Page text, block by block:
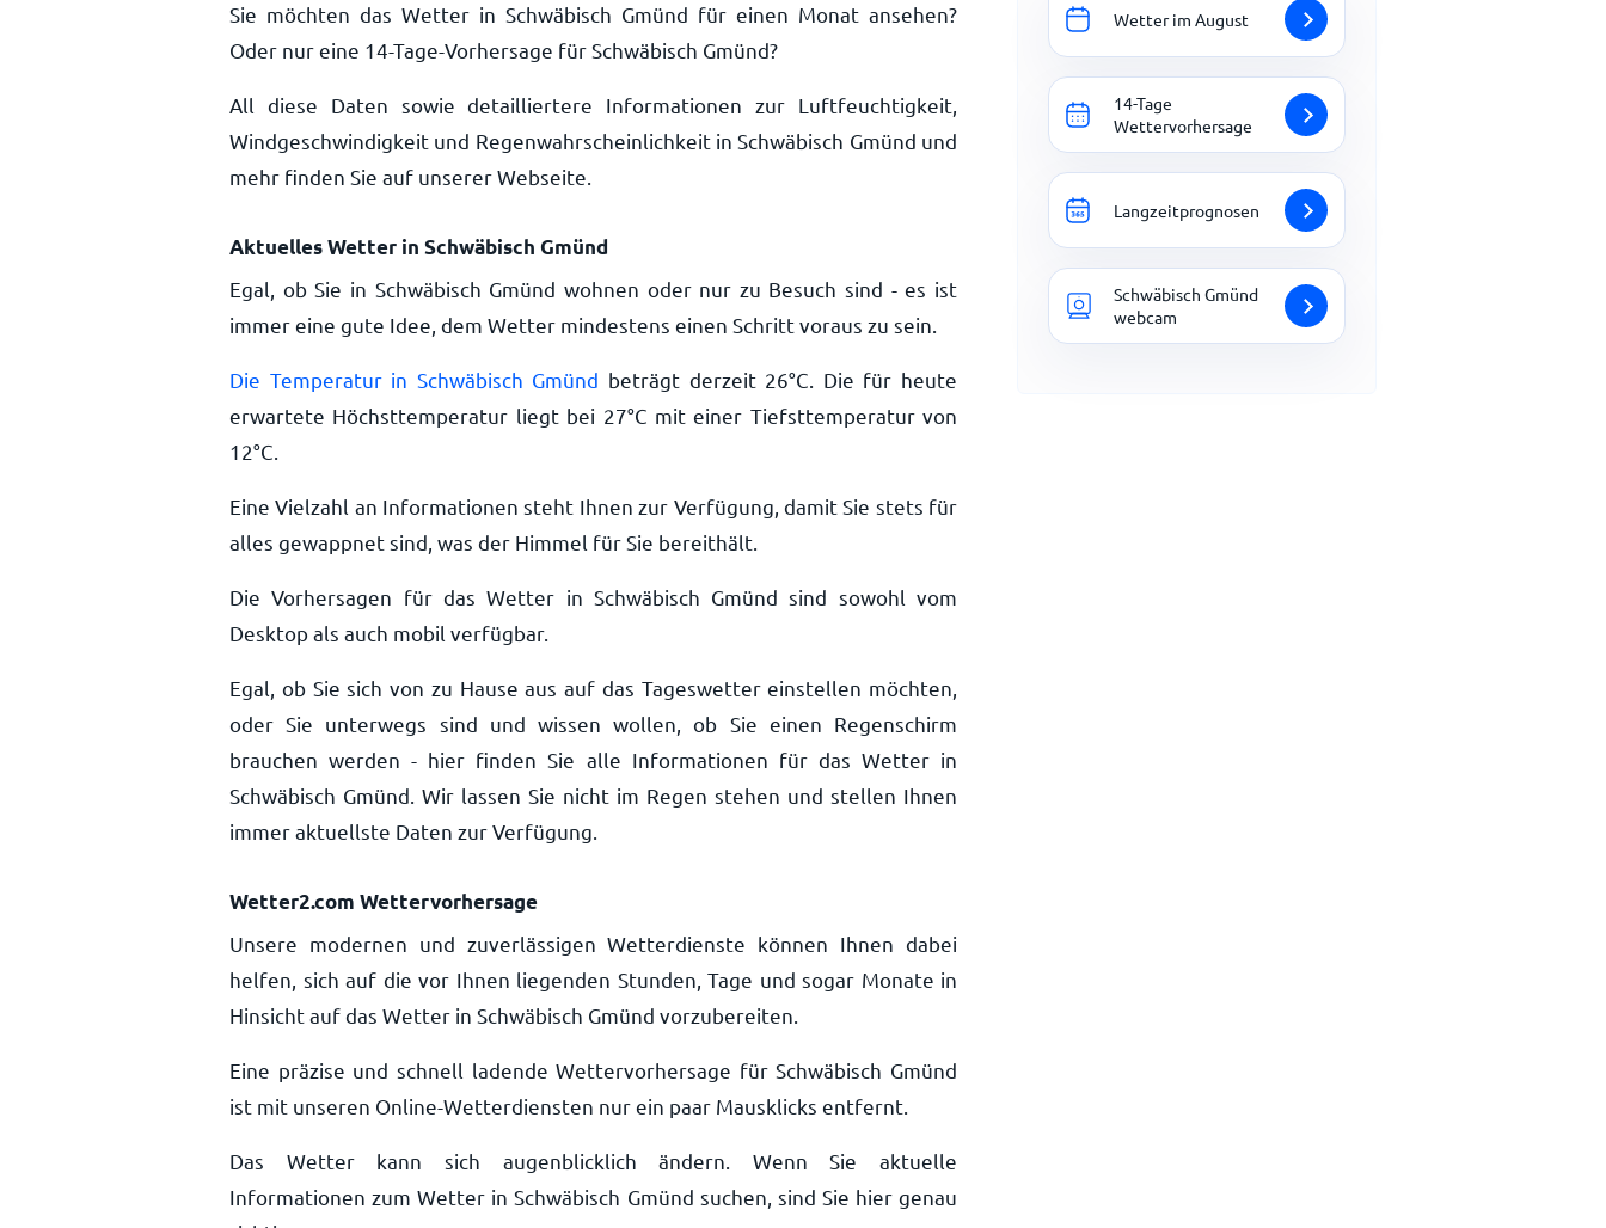
Sie möchten das Wetter in Schwäbisch Gmünd für einen Monat ansehen?
Oder nur eine 14-Tage-Vorhersage für Schwäbisch Gmünd?
All diese Daten sowie detailliertere Informationen zur Luftfeuchtigkeit,
Windgeschwindigkeit und Regenwahrscheinlichkeit in Schwäbisch Gmünd und
mehr finden Sie auf unserer Webseite.
Aktuelles Wetter in Schwäbisch Gmünd
Egal, ob Sie in Schwäbisch Gmünd wohnen oder nur zu Besuch sind - es ist
immer eine gute Idee, dem Wetter mindestens einen Schritt voraus zu sein.
Die Temperatur in Schwäbisch Gmünd beträgt derzeit 26°C . Die für heute
erwartete Höchsttemperatur liegt bei 27°C mit einer Tiefsttemperatur von
12°C
Eine Vielzahl an Informationen steht Ihnen zur Verfügung, damit Sie stets für
alles gewappnet sind, was der Himmel für Sie bereithält.
Die Vorhersagen für das Wetter in Schwäbisch Gmünd sind sowohl vom
Desktop als auch mobil verfügbar.
Egal, ob Sie sich von zu Hause aus auf das Tageswetter einstellen möchten,
oder Sie unterwegs sind und wissen wollen, ob Sie einen Regenschirm
brauchen werden - hier finden Sie alle Informationen für das Wetter in
Schwäbisch Gmünd. Wir lassen Sie nicht im Regen stehen und stellen Ihnen
immer aktuellste Daten zur Verfügung.
Wetter2.com Wettervorhersage
Unsere modernen und zuverlässigen Wetterdienste können Ihnen dabei
helfen, sich auf die vor Ihnen liegenden Stunden, Tage und sogar Monate in
Hinsicht auf das Wetter in Schwäbisch Gmünd vorzubereiten.
Eine präzise und schnell ladende Wettervorhersage für Schwäbisch Gmünd
ist mit unseren Online-Wetterdiensten nur ein paar Mausklicks entfernt.
Das Wetter kann sich augenblicklich ändern. Wenn Sie aktuelle
Informationen zum Wetter in Schwäbisch Gmünd suchen, sind Sie hier genau
Wetter im August
14-Tage
Wettervorhersage
Langzeitprognosen
Schwäbisch Gmünd
webcam